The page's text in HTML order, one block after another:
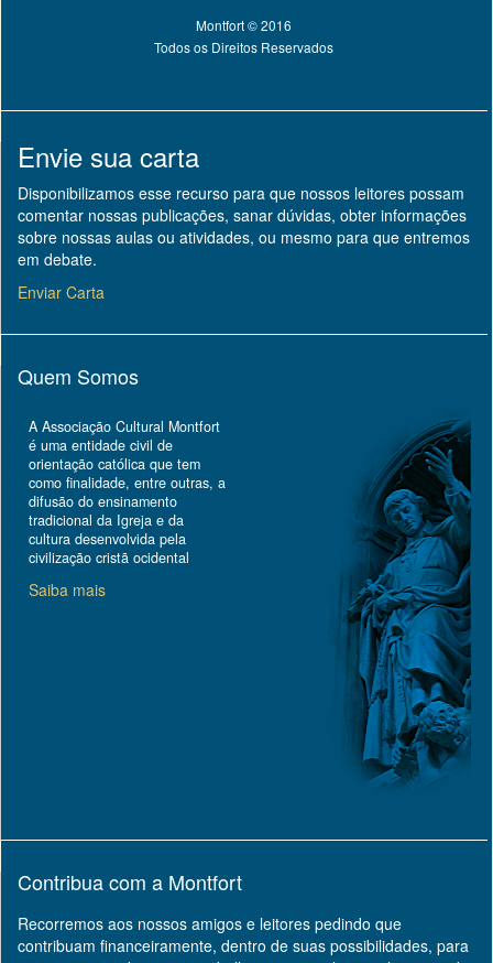
Montfort © 2016
Todos os Direitos Reservados
Envie sua carta
Disponibilizamos esse recurso para que nossos leitores possam
comentar nossas publicações, sanar dúvidas, obter informações
sobre nossas aulas ou atividades, ou mesmo para que entremos
em debate.
Enviar Carta
Quem Somos
A Associação Cultural Montfort
é uma entidade civil de
orientação católica que tem
como finalidade, entre outras, a
difusão do ensinamento
tradicional da Igreja e da
cultura desenvolvida pela
civilização cristã ocidental
Saiba mais
Contribua com a Montfort
Recorremos aos nossos amigos e leitores pedindo que
contribuam financeiramente, dentro de suas possibilidades, para